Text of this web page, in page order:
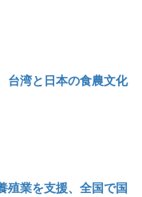
台湾と日本の食農文化
殖業を支援、全国で国